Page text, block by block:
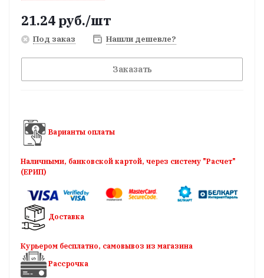
21.24 руб./шт
Под заказ Нашли дешевле?
Заказать
Варианты оплаты
Наличными, банковской картой, через систему "Расчет"
(ЕРИП)
Доставка
Курьером бесплатно, самовывоз из магазина
Рассрочка